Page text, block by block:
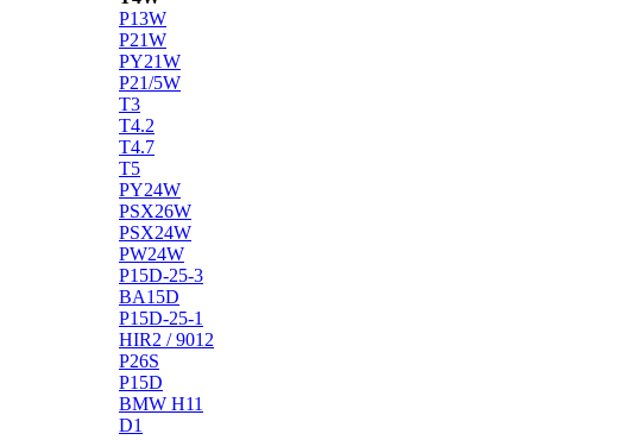
P13W
P21W
PY21W
P21/5W
T3
T4.2
T4.7
T5
PY24W
PSX26W
PSX24W
PW24W
P15D-25-3
BA15D
P15D-25-1
HIR2 / 9012
P26S
P15D
BMW H11
D1